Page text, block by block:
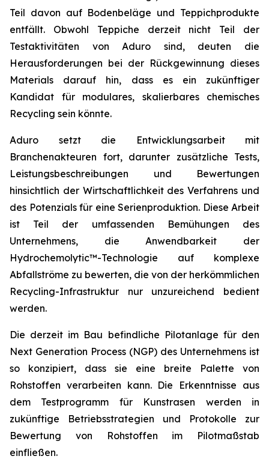
Teil davon auf Bodenbeläge und Teppichprodukte
entfällt. Obwohl Teppiche derzeit nicht Teil der
Testaktivitäten von Aduro sind, deuten die
Herausforderungen bei der Rückgewinnung dieses
Materials darauf hin, dass es ein zukünftiger
Kandidat für modulares, skalierbares chemisches
Recycling sein könnte.
Aduro setzt die Entwicklungsarbeit mit
Branchenakteuren fort, darunter zusätzliche Tests,
Leistungsbeschreibungen und Bewertungen
hinsichtlich der Wirtschaftlichkeit des Verfahrens und
des Potenzials für eine Serienproduktion. Diese Arbeit
ist Teil der umfassenden Bemühungen des
Unternehmens, die Anwendbarkeit der
Hydrochemolytic™-Technologie auf komplexe
Abfallströme zu bewerten, die von der herkömmlichen
Recycling-Infrastruktur nur unzureichend bedient
werden.
Die derzeit im Bau befindliche Pilotanlage für den
Next Generation Process (NGP) des Unternehmens ist
so konzipiert, dass sie eine breite Palette von
Rohstoffen verarbeiten kann. Die Erkenntnisse aus
dem Testprogramm für Kunstrasen werden in
zukünftige Betriebsstrategien und Protokolle zur
Bewertung von Rohstoffen im Pilotmaßstab
einfließen.